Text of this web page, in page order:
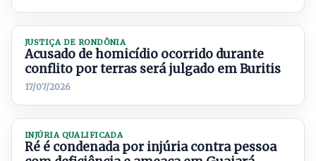
JUSTIÇA DE RONDÔNIA
Acusado de homicídio ocorrido durante
conflito por terras será julgado em Buritis
17/07/2026
INJÚRIA QUALIFICADA
Ré é condenada por injúria contra pessoa